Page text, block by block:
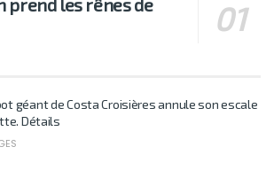
prend les rênes de
géant de Costa Croisières annule son escale
Détails